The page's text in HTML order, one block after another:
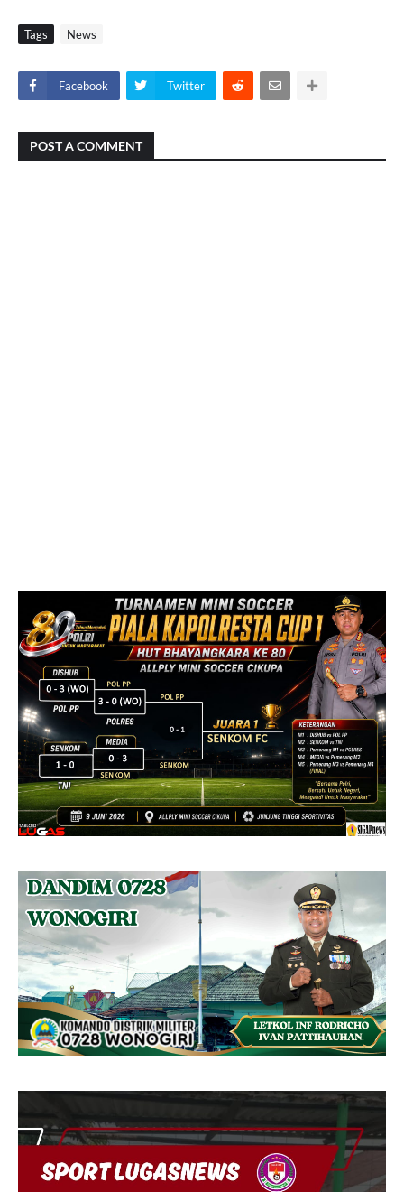
Tags News
Facebook Twitter
POST A COMMENT